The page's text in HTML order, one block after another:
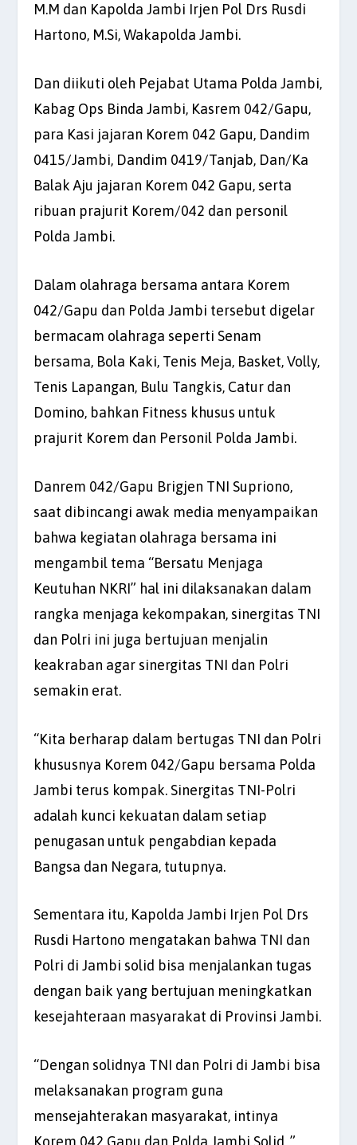
M.M dan Kapolda Jambi Irjen Pol Drs Rusdi
Hartono, M.Si, Wakapolda Jambi.
Dan diikuti oleh Pejabat Utama Polda Jambi,
Kabag Ops Binda Jambi, Kasrem 042/Gapu,
para Kasi jajaran Korem 042 Gapu, Dandim
0415/Jambi, Dandim 0419/Tanjab, Dan/Ka
Balak Aju jajaran Korem 042 Gapu, serta
ribuan prajurit Korem/042 dan personil
Polda Jambi.
Dalam olahraga bersama antara Korem
042/Gapu dan Polda Jambi tersebut digelar
bermacam olahraga seperti Senam
bersama, Bola Kaki, Tenis Meja, Basket, Volly,
Tenis Lapangan, Bulu Tangkis, Catur dan
Domino, bahkan Fitness khusus untuk
prajurit Korem dan Personil Polda Jambi.
Danrem 042/Gapu Brigjen TNI Supriono,
saat dibincangi awak media menyampaikan
bahwa kegiatan olahraga bersama ini
mengambil tema “Bersatu Menjaga
Keutuhan NKRI” hal ini dilaksanakan dalam
rangka menjaga kekompakan, sinergitas TNI
dan Polri ini juga bertujuan menjalin
keakraban agar sinergitas TNI dan Polri
semakin erat.
“Kita berharap dalam bertugas TNI dan Polri
khususnya Korem 042/Gapu bersama Polda
Jambi terus kompak. Sinergitas TNI-Polri
adalah kunci kekuatan dalam setiap
penugasan untuk pengabdian kepada
Bangsa dan Negara, tutupnya.
Sementara itu, Kapolda Jambi Irjen Pol Drs
Rusdi Hartono mengatakan bahwa TNI dan
Polri di Jambi solid bisa menjalankan tugas
dengan baik yang bertujuan meningkatkan
kesejahteraan masyarakat di Provinsi Jambi.
“Dengan solidnya TNI dan Polri di Jambi bisa
melaksanakan program guna
mensejahterakan masyarakat, intinya
Korem 042 Gapu dan Polda Jambi Solid, ”